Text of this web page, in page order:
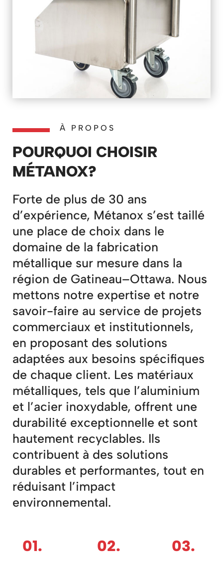
À PROPOS
POURQUOI CHOISIR
MÉTANOX?
Forte de plus de 30 ans
d’expérience, Métanox s’est taillé
une place de choix dans le
domaine de la fabrication
métallique sur mesure dans la
région de Gatineau–Ottawa. Nous
mettons notre expertise et notre
savoir-faire au service de projets
commerciaux et institutionnels,
en proposant des solutions
adaptées aux besoins spécifiques
de chaque client. Les matériaux
métalliques, tels que l’aluminium
et l’acier inoxydable, offrent une
durabilité exceptionnelle et sont
hautement recyclables. Ils
contribuent à des solutions
durables et performantes, tout en
réduisant l’impact
environnemental.
01. 02. 03.